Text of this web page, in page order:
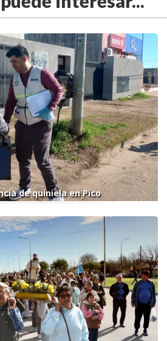
de quiniela en Pico